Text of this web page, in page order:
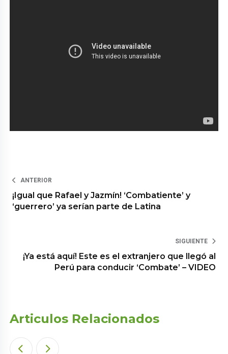
ANTERIOR
¡Igual que Rafael y Jazmín! ‘Combatiente’ y
‘guerrero’ ya serían parte de Latina
SIGUIENTE
¡Ya está aquí! Este es el extranjero que llegó al
Perú para conducir ‘Combate’ – VIDEO
Articulos Relacionados